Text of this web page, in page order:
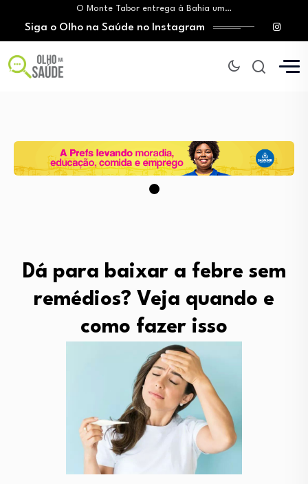
O Monte Tabor entrega à Bahia um…
Mitos sobre a testosterona colocam em risco…
Insanidade com criança vulnerável
Lei prorroga uso do FGTS em hospitais…
Brasil registra alta taxa de diagnósticos tardios…
Siga o Olho na Saúde no Instagram
Dá para baixar a febre sem
remédios? Veja quando e
como fazer isso